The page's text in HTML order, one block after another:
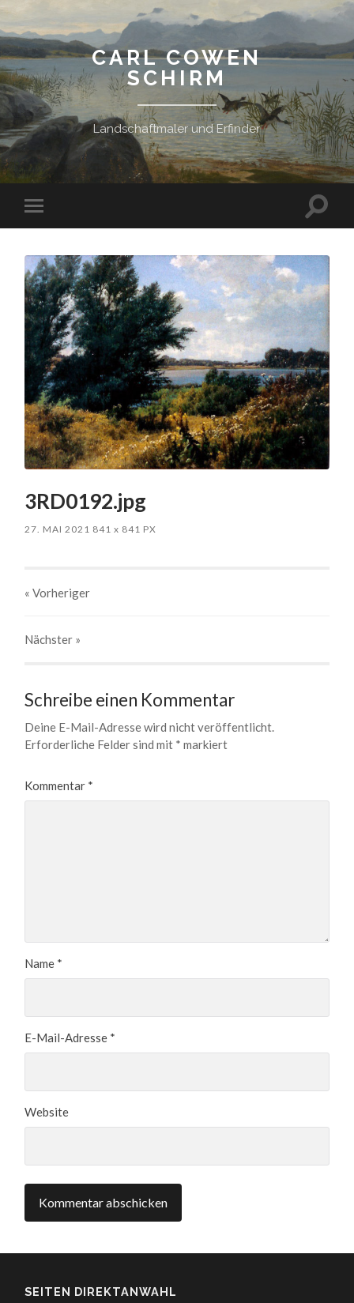
CARL COWEN
SCHIRM
Landschaftmaler und Erfinder
Mobile-
Menü
3RD0192.jpg
27. MAI 2021 841x 841 PX
« Vorheriger
Nächster »
Schreibe einen Kommentar
Deine E-Mail-Adresse wird nicht veröffentlicht.
Erforderliche Felder sind mit * markiert
Kommentar *
Name *
E-Mail-Adresse *
Website
SEITEN DIREKTANWAHL